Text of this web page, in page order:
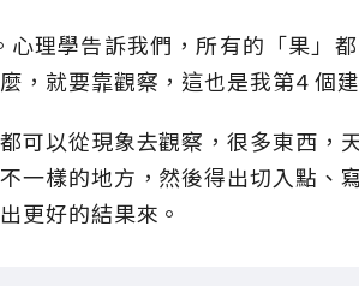
心理學告訴我們，所有的「果」
，就要靠觀察，這也是我第4 個
可以從現象去觀察，很多東西，
一樣的地方，然後得出切入點、
更好的結果來。